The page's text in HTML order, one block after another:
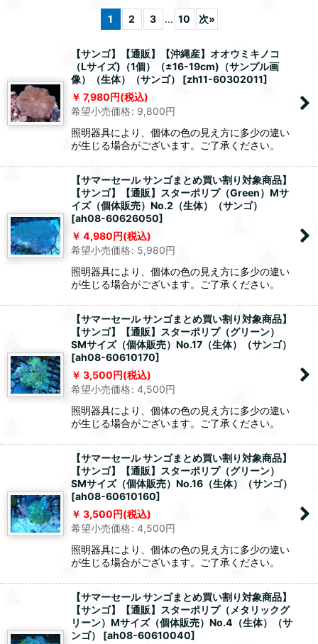
1 2 3 ... 10 次»
【サンゴ】【通販】【沖縄産】オオウミキノコ
（Lサイズ)（1個）（±16-19cm)（サンプル画
像）（生体）（サンゴ）
[zh11-60302011]
7,980円(税込)
希望小売価格: 9,800円
照明器具により、個体の色の見え方に多少の違い
が生じる場合がございます。ご了承ください。
【サマーセール サンゴまとめ買い割り対象商品】
【サンゴ】【通販】スターポリプ（Green）Mサ
イズ（個体販売）No.2（生体）（サンゴ）
[ah08-60626050]
4,980円(税込)
希望小売価格: 5,980円
照明器具により、個体の色の見え方に多少の違い
が生じる場合がございます。ご了承ください。
【サマーセール サンゴまとめ買い割り対象商品】
【サンゴ】【通販】スターポリプ（グリーン）
SMサイズ（個体販売）No.17（生体）（サンゴ）
[ah08-60610170]
3,500円(税込)
希望小売価格: 4,500円
照明器具により、個体の色の見え方に多少の違い
が生じる場合がございます。ご了承ください。
【サマーセール サンゴまとめ買い割り対象商品】
【サンゴ】【通販】スターポリプ（グリーン）
SMサイズ（個体販売）No.16（生体）（サンゴ）
[ah08-60610160]
3,500円(税込)
希望小売価格: 4,500円
照明器具により、個体の色の見え方に多少の違い
が生じる場合がございます。ご了承ください。
【サマーセール サンゴまとめ買い割り対象商品】
【サンゴ】【通販】スターポリプ（メタリックグ
リーン）Mサイズ（個体販売）No.4（生体）（サ
ンゴ）
[ah08-60610040]